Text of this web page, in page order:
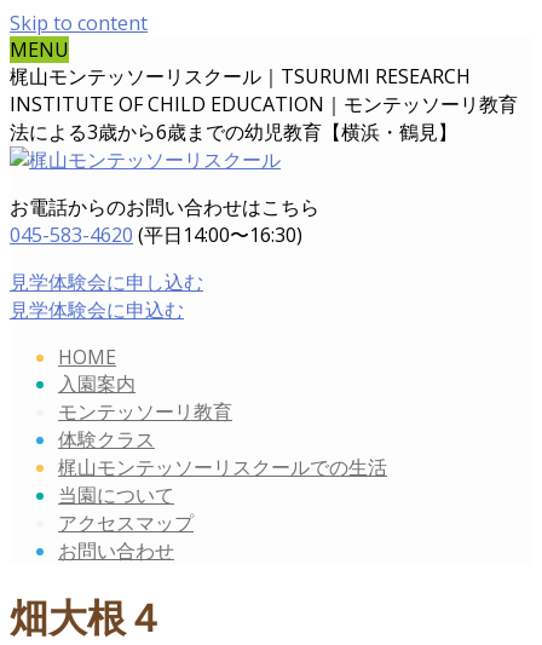
Skip to content
MENU
梶山モンテッソーリスクール｜TSURUMI RESEARCH
INSTITUTE OF CHILD EDUCATION｜ モンテッソーリ教育
法による3歳から6歳までの幼児教育【横浜・鶴見】
お電話からのお問い合わせはこちら
045-583-4620 (平日14:00〜16:30)
見学体験会に申し込む
見学体験会に申込む
HOME
入園案内
モンテッソーリ教育
体験クラス
梶山モンテッソーリスクールでの生活
当園について
アクセスマップ
お問い合わせ
畑大根４